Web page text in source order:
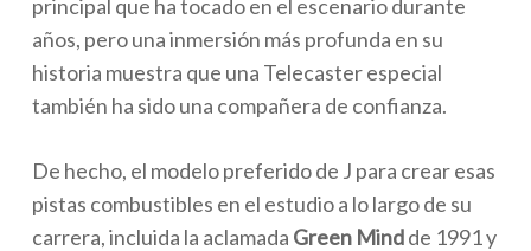
principal que ha tocado en el escenario durante
años, pero una inmersión más profunda en su
historia muestra que una Telecaster especial
también ha sido una compañera de confianza.
De hecho, el modelo preferido de J para crear esas
pistas combustibles en el estudio a lo largo de su
carrera, incluida la aclamada Green Mindde 1991 y